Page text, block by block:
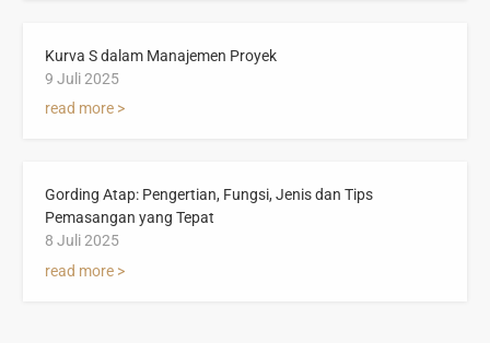
Kurva S dalam Manajemen Proyek
9 Juli 2025
read more >
Gording Atap: Pengertian, Fungsi, Jenis dan Tips
Pemasangan yang Tepat
8 Juli 2025
read more >